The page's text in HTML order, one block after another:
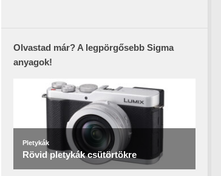
Olvastad már? A legpörgősebb Sigma
anyagok!